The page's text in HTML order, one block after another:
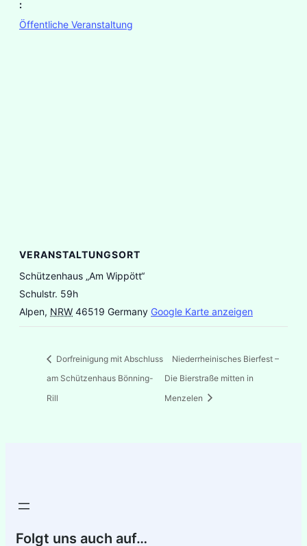
:
Öffentliche Veranstaltung
VERANSTALTUNGSORT
Schützenhaus „Am Wippött“
Schulstr. 59h
Alpen, NRW 46519 Germany Google Karte anzeigen
Dorfreinigung mit Abschluss
am Schützenhaus Bönning-
Rill
Niederrheinisches Bierfest –
Die Bierstraße mitten in
Menzelen
Folgt uns auch auf…